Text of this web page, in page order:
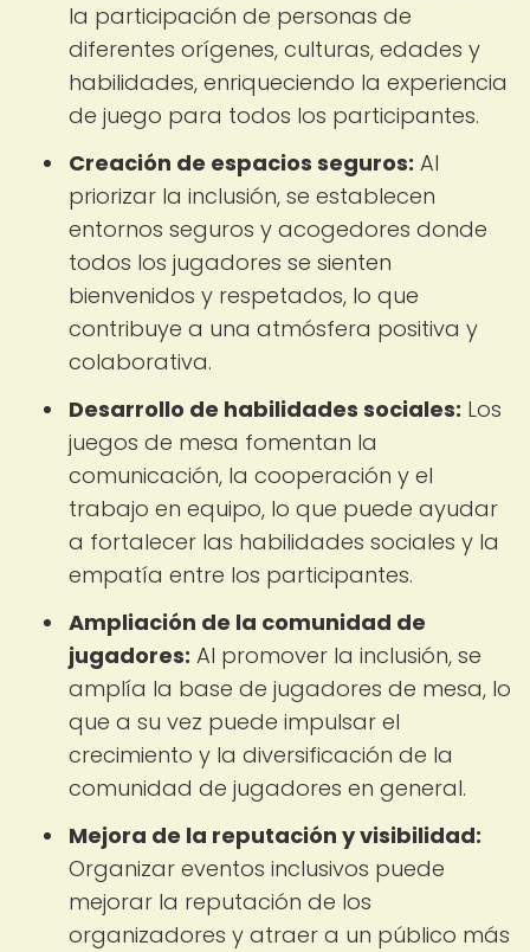
la participación de personas de
diferentes orígenes, culturas, edades y
habilidades, enriqueciendo la experiencia
de juego para todos los participantes.
Creación de espacios seguros: Al
priorizar la inclusión, se establecen
entornos seguros y acogedores donde
todos los jugadores se sienten
bienvenidos y respetados, lo que
contribuye a una atmósfera positiva y
colaborativa.
Desarrollo de habilidades sociales: Los
juegos de mesa fomentan la
comunicación, la cooperación y el
trabajo en equipo, lo que puede ayudar
a fortalecer las habilidades sociales y la
empatía entre los participantes.
Ampliación de la comunidad de
jugadores: Al promover la inclusión, se
amplía la base de jugadores de mesa, lo
que a su vez puede impulsar el
crecimiento y la diversificación de la
comunidad de jugadores en general.
Mejora de la reputación y visibilidad:
Organizar eventos inclusivos puede
mejorar la reputación de los
organizadores y atraer a un público más